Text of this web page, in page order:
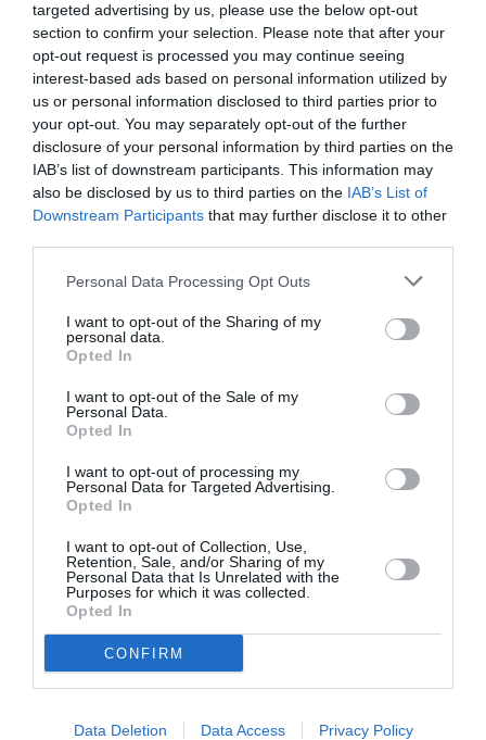
targeted advertising by us, please use the below opt-out
section to confirm your selection. Please note that after your
opt-out request is processed you may continue seeing
interest-based ads based on personal information utilized by
us or personal information disclosed to third parties prior to
your opt-out. You may separately opt-out of the further
disclosure of your personal information by third parties on the
IAB’s list of downstream participants. This information may
also be disclosed by us to third parties on the IAB’s List of
Downstream Participants that may further disclose it to other
Personal Data Processing Opt Outs
I want to opt-out of the Sharing of my
personal data.
Opted In
I want to opt-out of the Sale of my
Personal Data.
Opted In
I want to opt-out of processing my
Personal Data for Targeted Advertising.
Opted In
I want to opt-out of Collection, Use,
Retention, Sale, and/or Sharing of my
Personal Data that Is Unrelated with the
Purposes for which it was collected.
Opted In
CONFIRM
Data Deletion Data Access Privacy Policy
Δημοτική Αγορά
Κυψέλης
ΑΠΟ: 26/04/2024 ΕΩΣ:
28/04/2024
Borderline
Festival 2024: Η
διοργάνωση που
φέρνει
σύγχρονους
ήχους εντός και
εκτός Στέγης
09/03/2024
Reverb Festival
στη Δημοτική
Αγορά Κυψέλης
20/01/2024
Παιδικές δράσεις
με ελεύθερη
είσοδο στη
Κυψέλης!